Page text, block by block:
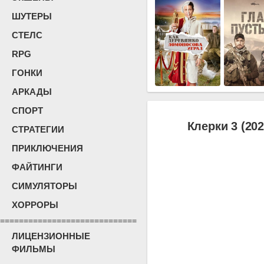
ШУТЕРЫ
СТЕЛС
RPG
ГОНКИ
АРКАДЫ
СПОРТ
СТРАТЕГИИ
ПРИКЛЮЧЕНИЯ
ФАЙТИНГИ
СИМУЛЯТОРЫ
ХОРРОРЫ
=============================
ЛИЦЕНЗИОННЫЕ
ФИЛЬМЫ
Клерки 3